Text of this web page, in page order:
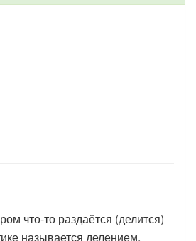
что-то раздаётся (делится)
называется делением.